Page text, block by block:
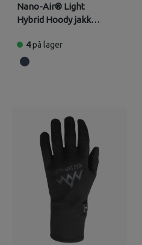
Nano-Air® Light
Hybrid Hoody jakke
4på lager